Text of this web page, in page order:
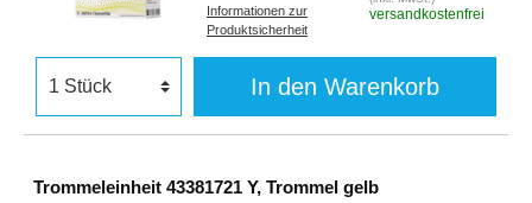
Informationen zur
Produktsicherheit
versandkostenfrei
In den Warenkorb
Trommeleinheit 43381721 Y, Trommel gelb